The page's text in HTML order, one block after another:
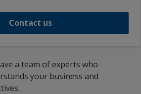
Contact us
a team of experts who
your business and